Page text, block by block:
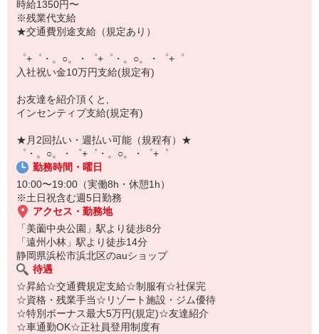
▼営業・販売
法人営業・アパレル販売・個別指導塾・人材紹介
▼人気案件も多数♪
短期・期間限定・オープニング・官公庁案件
上場/優良/大手企業など
【スマホ面接実施中】
￣￣￣￣￣￣￣￣￣
自宅に居ながらスマホでカンタン面接OK！
オンライン面談なのでスピード対応。
即日登録もOK♪
気になった方はお気軽にご相談ください！
の大手キャリアから
ワイモバイル(Y!mobille)、楽天モバイル、UQなど格安スマホまで幅
広く紹介可能♪
時給1350円〜
※残業代支給
★交通費別途支給（規定あり）
゜+゜・。○。・゜+゜・。○。・゜+゜
入社祝い金10万円支給(規定有)
お友達を紹介頂くと,
インセンティブ支給(規定有)
★月2回払い・週払い可能（規程有）★
゜・。○。・゜+゜・。○。・゜+゜
勤務時間・曜日
10:00〜19:00（実働8h・休憩1h）
※土日祝含む週5日勤務
アクセス・勤務地
「美薗中央公園」駅より徒歩8分
「遠州小林」駅より徒歩14分
静岡県浜松市浜北区のauショップ
待遇
☆昇給☆交通費規定支給☆制服有☆社保完
☆資格・残業手当☆リゾート施設・ジム優待
☆特別ボーナス最大5万円(規定)☆友達紹介
☆車通勤OK☆正社員登用制度有